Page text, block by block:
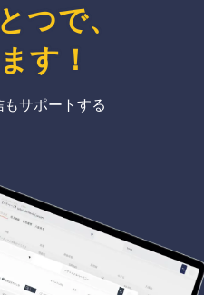
つで、
す ！
サポートする